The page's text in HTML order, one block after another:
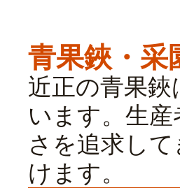
青果鋏・采
近正の青果
います。生
さを追求し
けます。